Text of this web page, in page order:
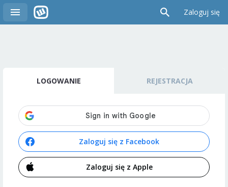
Zaloguj się
LOGOWANIE REJESTRACJA
Zaloguj się z Facebook
Zaloguj się z Apple